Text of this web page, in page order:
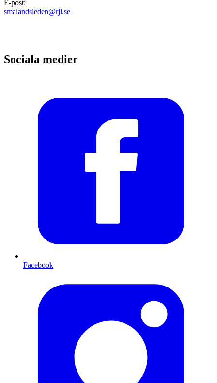
E-post:
smalandsleden@rjl.se
Sociala medier
Facebook